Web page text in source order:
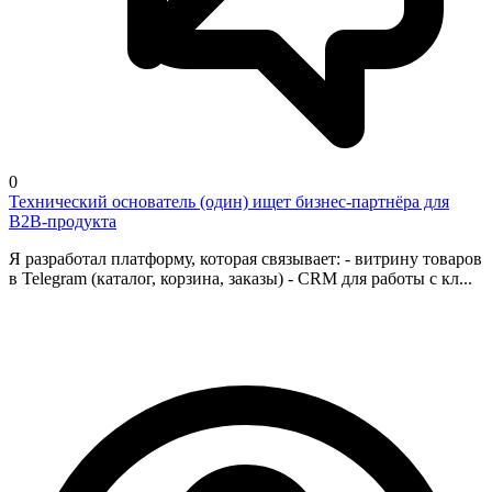
0
Технический основатель (один) ищет бизнес-партнёра для
B2B-продукта
Я разработал платформу, которая связывает: - витрину товаров
в Telegram (каталог, корзина, заказы) - CRM для работы с кл...